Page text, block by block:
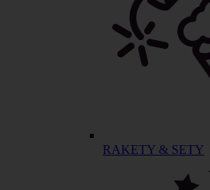
RAKETY & SETY